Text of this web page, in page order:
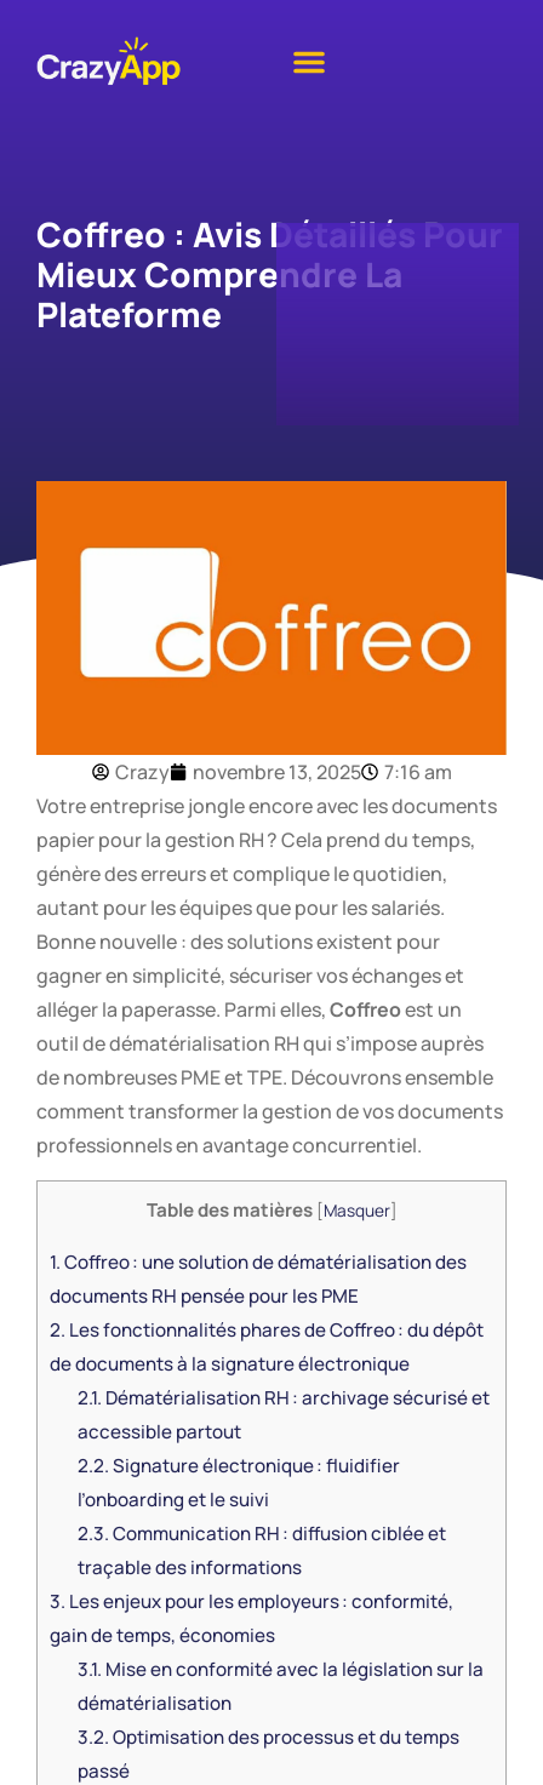
Coffreo : Avis Détaillés Pour
Mieux Comprendre La
Plateforme
Crazy novembre 13, 2025
7:16 am
Votre entreprise jongle encore avec les documents
papier pour la gestion RH ? Cela prend du temps,
génère des erreurs et complique le quotidien,
autant pour les équipes que pour les salariés.
Bonne nouvelle : des solutions existent pour
gagner en simplicité, sécuriser vos échanges et
alléger la paperasse. Parmi elles,Coffreoest un
outil de dématérialisation RH qui s’impose auprès
de nombreuses PME et TPE. Découvrons ensemble
comment transformer la gestion de vos documents
professionnels en avantage concurrentiel.
Table des matières [Masquer]
1.Coffreo : une solution de dématérialisation des
documents RH pensée pour les PME
2. Les fonctionnalités phares de Coffreo : du dépôt
de documents à la signature électronique
2.1. Dématérialisation RH : archivage sécurisé et
accessible partout
2.2.Signature électronique : fluidifier
l’onboarding et le suivi
2.3.Communication RH : diffusion ciblée et
traçable des informations
3. Les enjeux pour les employeurs : conformité,
gain de temps, économies
3.1. Mise en conformité avec la législation sur la
dématérialisation
3.2.Optimisation des processus et du temps
passé